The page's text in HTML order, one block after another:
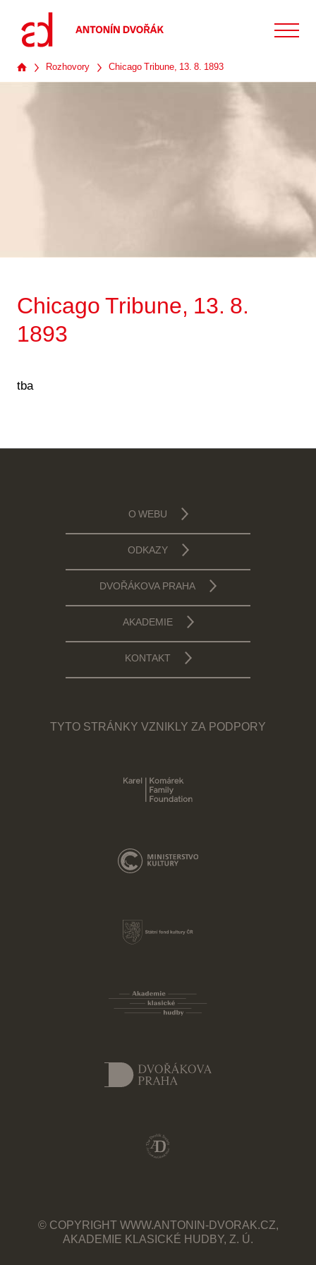
Rozhovory Chicago Tribune, 13. 8. 1893
Chicago Tribune, 13. 8.
1893
tba
O WEBU
ODKAZY
DVOŘÁKOVA PRAHA
AKADEMIE
KONTAKT
TYTO STRÁNKY VZNIKLY ZA PODPORY
© COPYRIGHT WWW.ANTONIN-DVORAK.CZ,
AKADEMIE KLASICKÉ HUDBY, Z. Ú.